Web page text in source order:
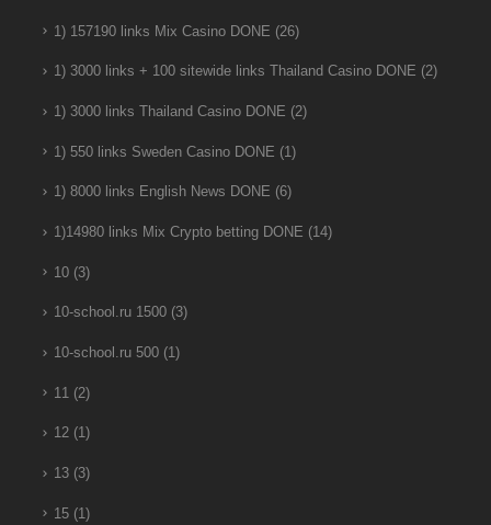
1) 157190 links Mix Casino DONE (26)
1) 3000 links + 100 sitewide links Thailand Casino DONE (2)
1) 3000 links Thailand Casino DONE (2)
1) 550 links Sweden Casino DONE (1)
1) 8000 links English News DONE (6)
1)14980 links Mix Crypto betting DONE (14)
10(3)
10-school.ru 1500(3)
10-school.ru 500(1)
11 (2)
12(1)
13(3)
15(1)